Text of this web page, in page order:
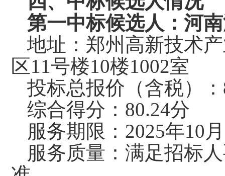
第一中标候选人：河
地址：郑州高新技术
区11号楼10楼1002室
投标总报价（含税）：
综合得分： 80.24分
服务期限： 2025年10
服务质量：满足招标